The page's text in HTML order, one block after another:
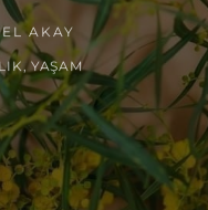
AKAY
, YAŞAM